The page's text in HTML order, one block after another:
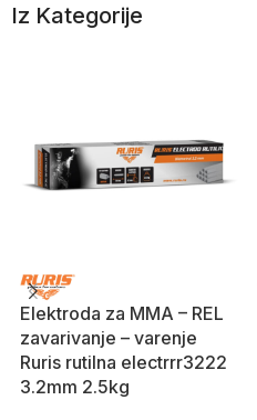
Iz Kategorije
Elektroda za MMA – REL
zavarivanje – varenje
Ruris rutilna electrrr3222
3.2mm 2.5kg